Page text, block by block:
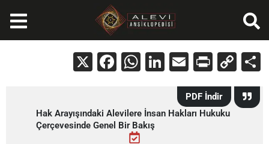
atla
X Facebook
WhatsApp
LinkedIn
EmailPrint
PDF İndir
Hak Arayışındaki Alevilere İnsan Hakları Hukuku
Çerçevesinde Genel Bir Bakış